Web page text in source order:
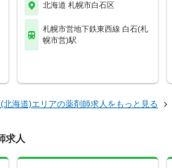
北海道 札幌市白石区
札幌市営地下鉄東西線 白石(札
幌市営)駅
北海道)エリアの薬剤師求人をもっと見る
求人